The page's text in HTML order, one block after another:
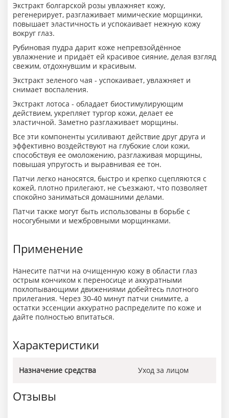
Экстракт болгарской розы увлажняет кожу,
регенерирует, разглаживает мимические морщинки,
повышает эластичность и успокаивает нежную кожу
вокруг глаз.
Рубиновая пудра дарит коже непревзойдённое
увлажнение и придаёт ей красивое сияние, делая взгляд
свежим, отдохнувшим и красивым.
Экстракт зеленого чая - успокаивает, увлажняет и
снимает воспаления.
Экстракт лотоса - обладает биостимулирующим
действием, укрепляет тургор кожи, делает ее
эластичной. Заметно разглаживает морщины.
Все эти компоненты усиливают действие друг друга и
эффективно воздействуют на глубокие слои кожи,
способствуя ее омоложению, разглаживая морщины,
повышая упругость и выравнивая ее тон.
Патчи легко наносятся, быстро и крепко сцепляются с
кожей, плотно прилегают, не съезжают, что позволяет
спокойно заниматься домашними делами.
Патчи также могут быть использованы в борьбе с
носогубными и межбровными морщинками.
Применение
Нанесите патчи на очищенную кожу в области глаз
острым кончиком к переносице и аккуратными
похлопывающими движениями добейтесь плотного
прилегания. Через 30-40 минут патчи снимите, а
остатки эссенции аккуратно распределите по коже и
дайте полностью впитаться.
Характеристики
Назначение средства Уход за лицом
Отзывы